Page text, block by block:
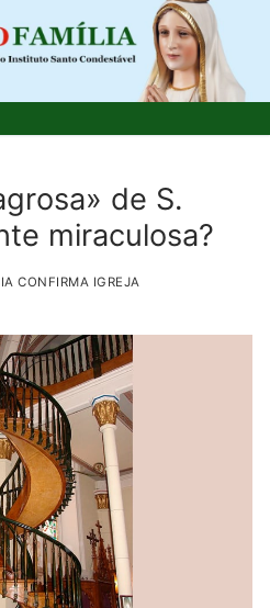
de S.
miraculosa?
CONFIRMA IGREJA